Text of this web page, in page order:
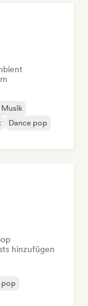
Musik
Dance pop
hinzufügen
pop